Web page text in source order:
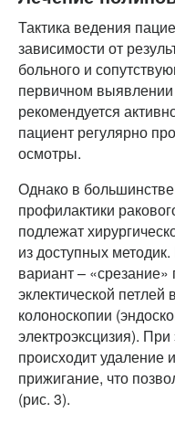
Тактика ведения
зависимости от
больного и
первичном
рекомендуется
пациент регулярно
осмотры.
Однако в
профилактики
подлежат
из доступных
вариант –
эклектической
колоноскопии
электроэксцизия).
происходит удаление
прижигание, что
(рис. 3).